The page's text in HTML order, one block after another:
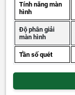
Tính năng màn
hình
Độ phân giải
màn hình
Tần số quét